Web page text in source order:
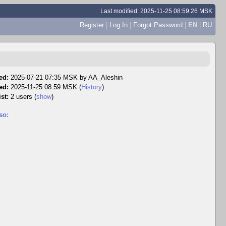
Last modified: 2025-11-25 08:59:26 MSK
Register | Log In | Forgot Password | EN | RU
2025-07-21 07:35 MSK by AA_Aleshin
2025-11-25 08:59 MSK (History)
2 users (show)